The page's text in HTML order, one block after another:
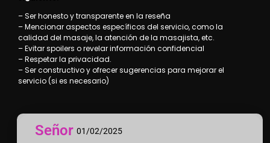
– Ser honesto y transparente en la reseña
– Mencionar aspectos específicos del servicio, como la
calidad del masaje, la atención de la masajista, etc.
– Evitar spoilers o revelar información confidencial
– Respetar la privacidad.
– Ser constructivo y ofrecer sugerencias para mejorar el
servicio (si es necesario)
Señor 01/02/2025